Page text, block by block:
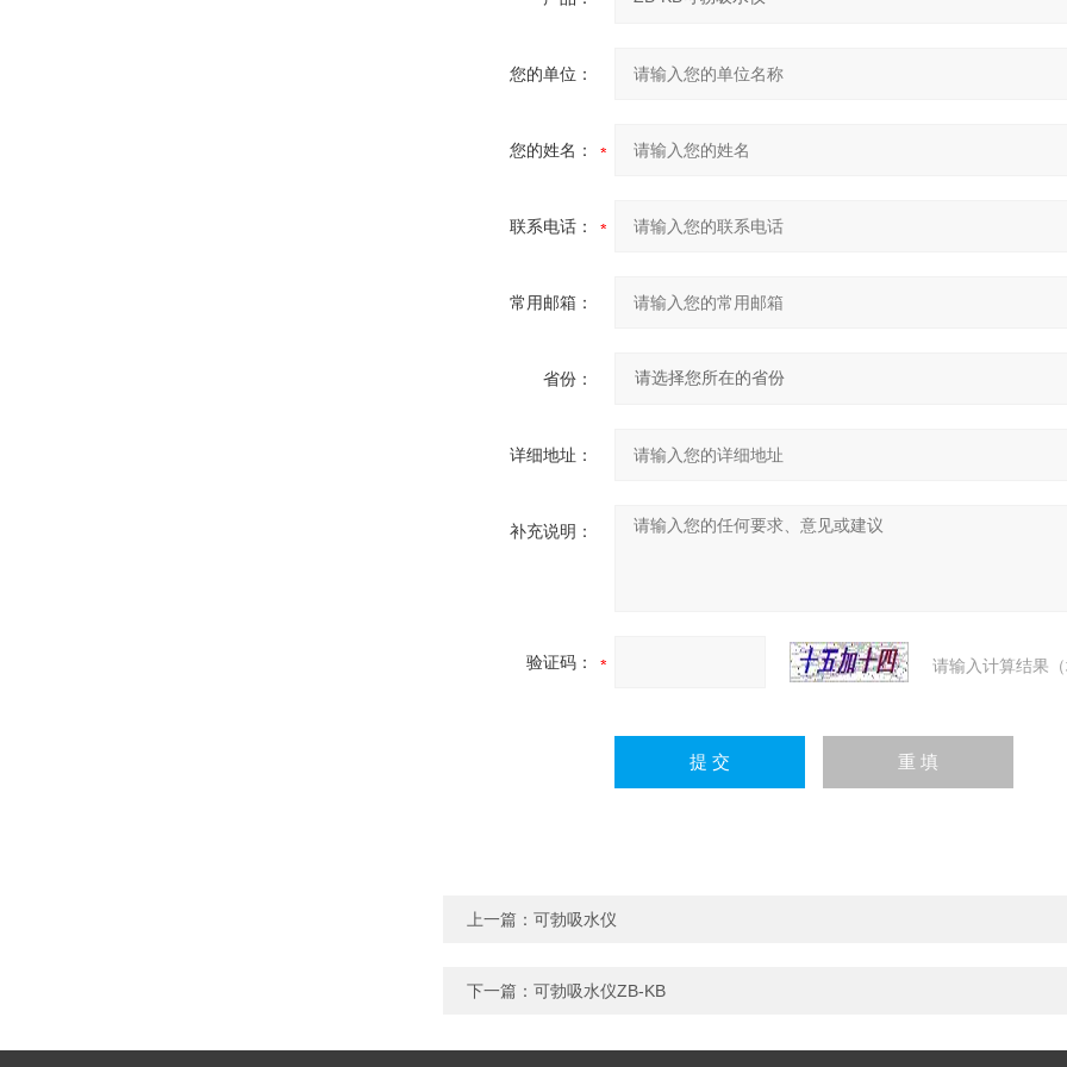
您的单位：
您的姓名：
联系电话：
常用邮箱：
省份：
详细地址：
补充说明：
验证码： 请输入计算结果
上一篇： 可勃吸水仪
下一篇： 可勃吸水仪ZB-KB